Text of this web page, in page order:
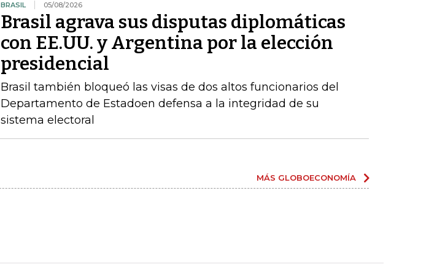
BRASIL 05/08/2026
Brasil agrava sus disputas diplomáticas
con EE.UU. y Argentina por la elección
presidencial
Brasil también bloqueó las visas de dos altos funcionarios del
Departamento de Estadoen defensa a la integridad de su
sistema electoral
MÁS GLOBOECONOMÍA